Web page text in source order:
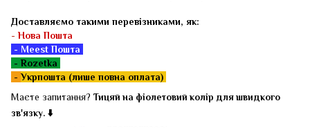
Доставляємо такими перевізниками, як:
-Нова Пошта
- Meest Пошта
- Rozetka
-Укрпошта (лише повна оплата)
Маєте запитання? Тицяй на фіолетовий колір для швидкого
зв'язку. ⬇️